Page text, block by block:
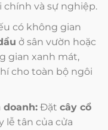
chính và sự nghiệp.
có không gian
ở sân vườn hoặc
gian xanh mát,
cho toàn bộ ngôi
doanh:Đặt cây cổ
lễ tân của cửa